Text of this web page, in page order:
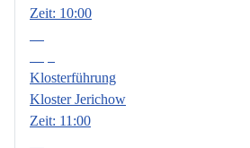
Zeit: 10:00
Klosterführung
Kloster Jerichow
Zeit: 11:00